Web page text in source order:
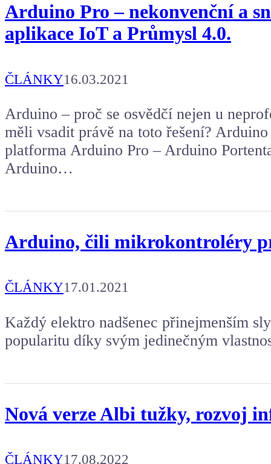
Arduino Pro – nekonvenční a
aplikace IoT a Průmysl 4.0.
ČLÁNKY16.03.2021
Arduino – proč se osvědčí nejen u
měli vsadit právě na toto řešení?
platforma Arduino Pro – Arduino
Arduino…
Arduino, čili mikrokontroléry
ČLÁNKY17.01.2021
Každý elektro nadšenec přinejmenším
popularitu díky svým jedinečným
Nová verze Albi tužky, rozvoj
ČLÁNKY17.08.2022